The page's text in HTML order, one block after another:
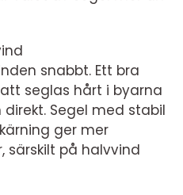
snabbt. Ett bra
seglas hårt i byarna
Segel med stabil
ger mer
särskilt på halvvind